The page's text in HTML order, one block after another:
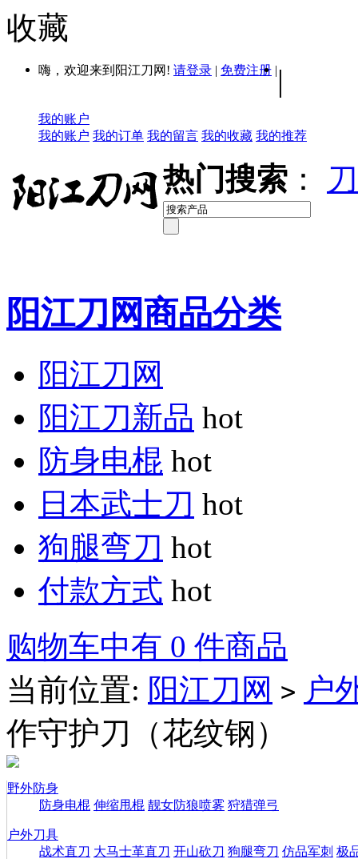
收藏
嗨，欢迎来到阳江刀网! 请登录 | 免费注册 | |
我的账户
我的账户 我的订单 我的留言 我的收藏 我的推荐
热门搜索 ：
阳江刀网商品分类
阳江刀网
阳江刀新品 hot
防身电棍 hot
日本武士刀 hot
狗腿弯刀 hot
付款方式 hot
购物车中有 0 件商品
当前位置: 阳江刀网 > 户
作守护刀（花纹钢）
野外防身
防身电棍 伸缩甩棍 靓女防狼喷雾 狩猎弹弓
户外刀具
战术直刀 大马士革直刀 开山砍刀 狗腿弯刀 仿品军刺 极